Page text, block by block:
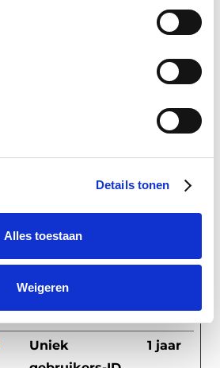
Details tonen
Alles toestaan
Weigeren
voor wanneer
de bezoeker de
doeleinden op
de website.
1 jaar
Uniek
1 jaar